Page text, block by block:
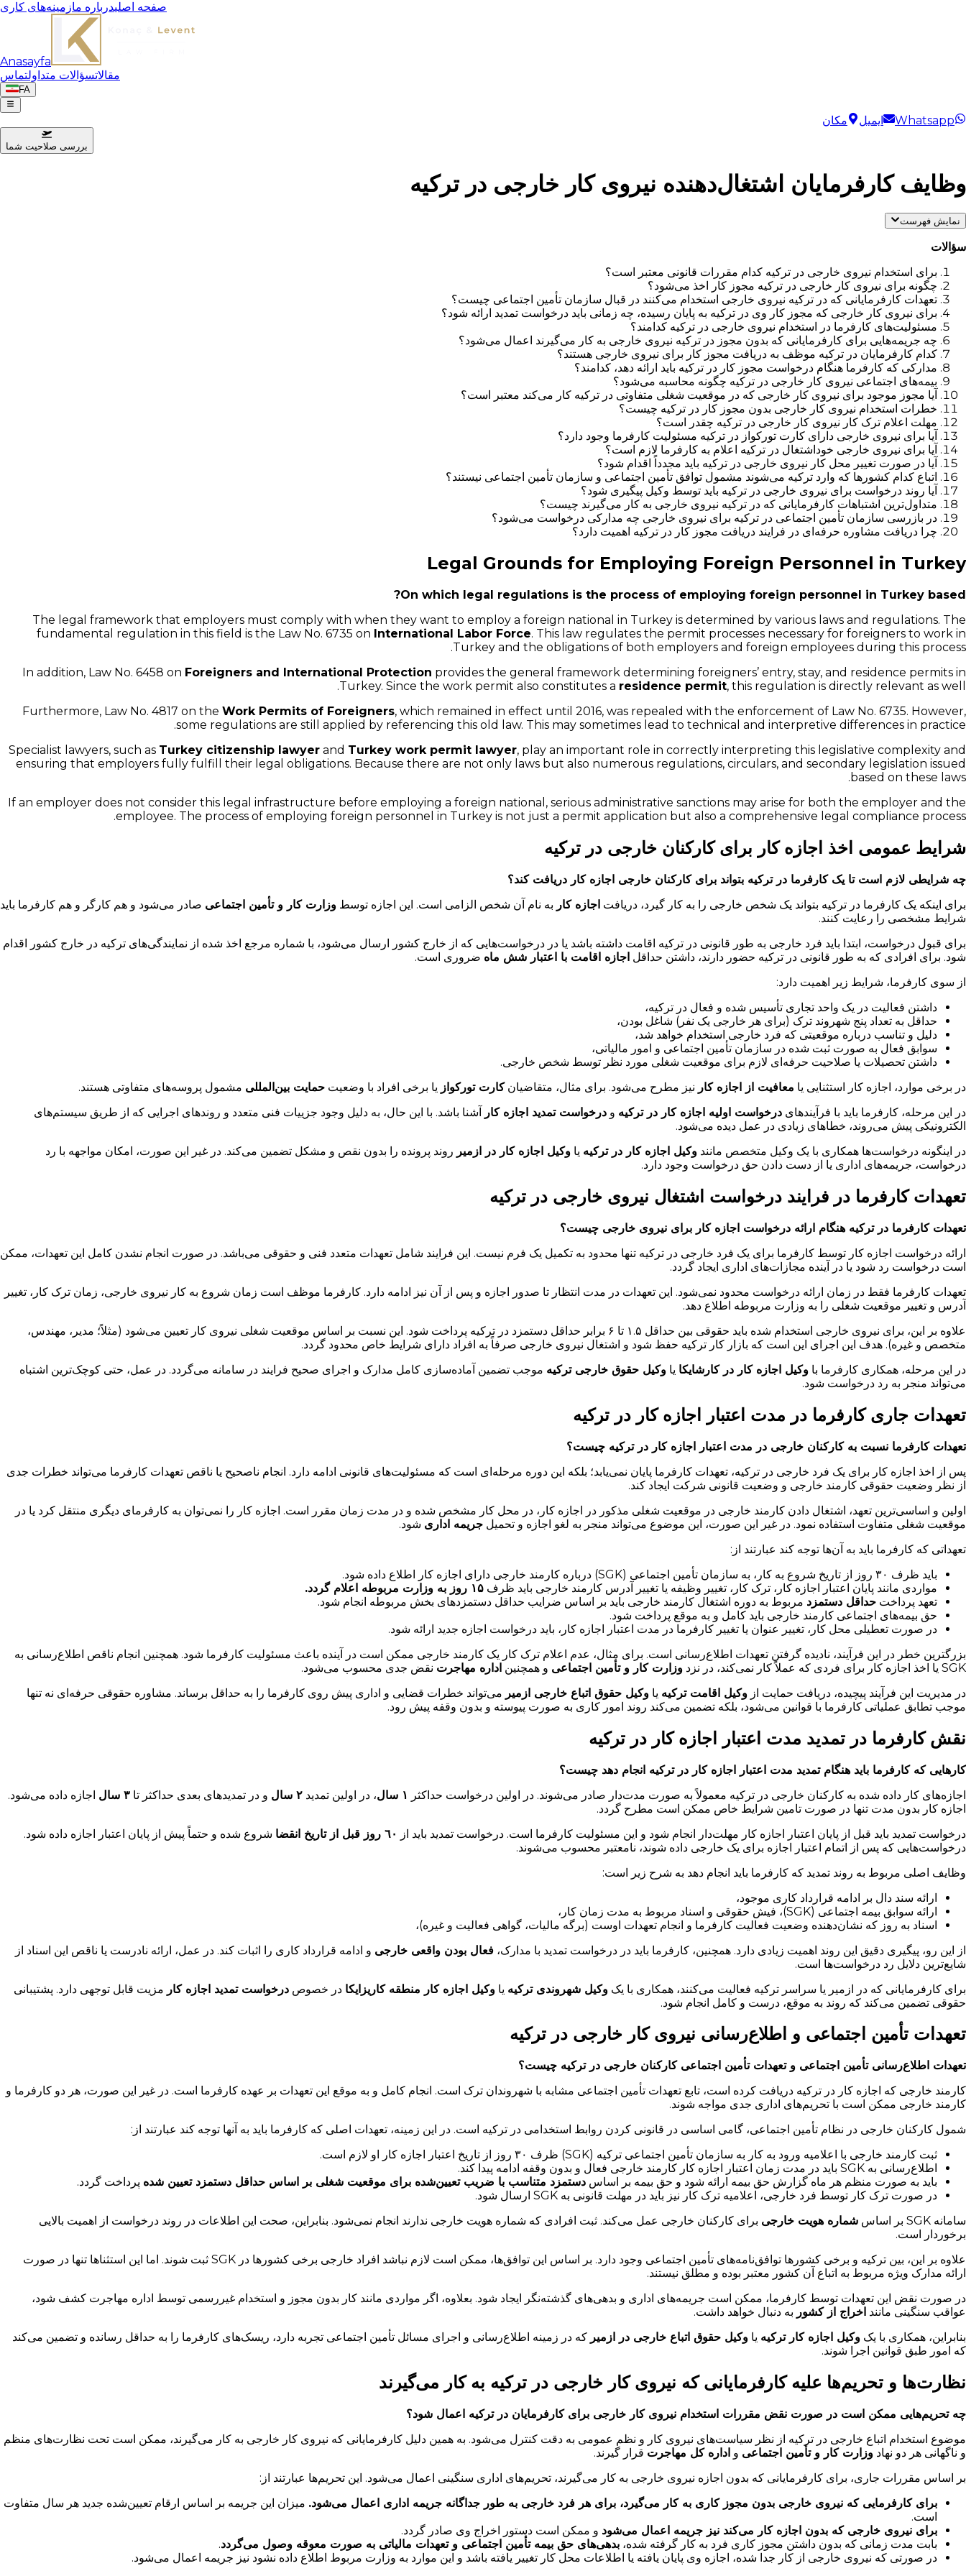
صفحه اصلیدرباره مازمینه‌های کاری
Anasayfa
مقالاتسؤالات متداولتماس
FA
Whatsapp ایمیل مکان
بررسی صلاحیت شما
وظایف کارفرمایان اشتغال‌دهنده نیروی کار خارجی در ترکیه
نمایش فهرست
سؤالات
برای استخدام نیروی خارجی در ترکیه کدام مقررات قانونی معتبر است؟
چگونه برای نیروی کار خارجی در ترکیه مجوز کار اخذ می‌شود؟
تعهدات کارفرمایانی که در ترکیه نیروی خارجی استخدام می‌کنند در قبال سازمان تأمین اجتماعی چیست؟
برای نیروی کار خارجی که مجوز کار وی در ترکیه به پایان رسیده، چه زمانی باید درخواست تمدید ارائه شود؟
مسئولیت‌های کارفرما در استخدام نیروی خارجی در ترکیه کدامند؟
چه جریمه‌هایی برای کارفرمایانی که بدون مجوز در ترکیه نیروی خارجی به کار می‌گیرند اعمال می‌شود؟
کدام کارفرمایان در ترکیه موظف به دریافت مجوز کار برای نیروی خارجی هستند؟
مدارکی که کارفرما هنگام درخواست مجوز کار در ترکیه باید ارائه دهد، کدامند؟
بیمه‌های اجتماعی نیروی کار خارجی در ترکیه چگونه محاسبه می‌شود؟
آیا مجوز موجود برای نیروی کار خارجی که در موقعیت شغلی متفاوتی در ترکیه کار می‌کند معتبر است؟
خطرات استخدام نیروی کار خارجی بدون مجوز کار در ترکیه چیست؟
مهلت اعلام ترک کار نیروی کار خارجی در ترکیه چقدر است؟
آیا برای نیروی خارجی دارای کارت تورکواز در ترکیه مسئولیت کارفرما وجود دارد؟
آیا برای نیروی خارجی خوداشتغال در ترکیه اعلام به کارفرما لازم است؟
آیا در صورت تغییر محل کار نیروی خارجی در ترکیه باید مجدداً اقدام شود؟
اتباع کدام کشورها که وارد ترکیه می‌شوند مشمول توافق تأمین اجتماعی و سازمان تأمین اجتماعی نیستند؟
آیا روند درخواست برای نیروی خارجی در ترکیه باید توسط وکیل پیگیری شود؟
متداول‌ترین اشتباهات کارفرمایانی که در ترکیه نیروی خارجی به کار می‌گیرند چیست؟
در بازرسی سازمان تأمین اجتماعی در ترکیه برای نیروی خارجی چه مدارکی درخواست می‌شود؟
چرا دریافت مشاوره حرفه‌ای در فرایند دریافت مجوز کار در ترکیه اهمیت دارد؟
Legal Grounds for Employing Foreign Personnel in Turkey
On which legal regulations is the process of employing foreign personnel in Turkey based?
The legal framework that employers must comply with when they want to employ a foreign national in Turkey is determined by various laws and regulations. The
fundamental regulation in this field is the Law No. 6735 on International Labor Force. This law regulates the permit processes necessary for foreigners to work in
Turkey and the obligations of both employers and foreign employees during this process.
In addition, Law No. 6458 on Foreigners and International Protection provides the general framework determining foreigners’ entry, stay, and residence permits in
Turkey. Since the work permit also constitutes a residence permit, this regulation is directly relevant as well.
Furthermore, Law No. 4817 on the Work Permits of Foreigners, which remained in effect until 2016, was repealed with the enforcement of Law No. 6735. However,
some regulations are still applied by referencing this old law. This may sometimes lead to technical and interpretive differences in practice.
Specialist lawyers, such as Turkey citizenship lawyer and Turkey work permit lawyer, play an important role in correctly interpreting this legislative complexity and
ensuring that employers fully fulfill their legal obligations. Because there are not only laws but also numerous regulations, circulars, and secondary legislation issued
based on these laws.
If an employer does not consider this legal infrastructure before employing a foreign national, serious administrative sanctions may arise for both the employer and the
employee. The process of employing foreign personnel in Turkey is not just a permit application but also a comprehensive legal compliance process.
شرایط عمومی اخذ اجازه کار برای کارکنان خارجی در ترکیه
چه شرایطی لازم است تا یک کارفرما در ترکیه بتواند برای کارکنان خارجی اجازه کار دریافت کند؟
برای اینکه یک کارفرما در ترکیه بتواند یک شخص خارجی را به کار گیرد، دریافت اجازه کار به نام آن شخص الزامی است. این اجازه توسط وزارت کار و تأمین اجتماعی صادر می‌شود و هم کارگر و هم کارفرما باید
شرایط مشخصی را رعایت کنند.
برای قبول درخواست، ابتدا باید فرد خارجی به طور قانونی در ترکیه اقامت داشته باشد یا در درخواست‌هایی که از خارج کشور ارسال می‌شود، با شماره مرجع اخذ شده از نمایندگی‌های ترکیه در خارج کشور اقدام
شود. برای افرادی که به طور قانونی در ترکیه حضور دارند، داشتن حداقل اجازه اقامت با اعتبار شش ماه ضروری است.
از سوی کارفرما، شرایط زیر اهمیت دارد:
داشتن فعالیت در یک واحد تجاری تأسیس شده و فعال در ترکیه،
حداقل به تعداد پنج شهروند ترک (برای هر خارجی یک نفر) شاغل بودن،
دلیل و تناسب درباره موقعیتی که فرد خارجی استخدام خواهد شد،
سوابق فعال به صورت ثبت شده در سازمان تأمین اجتماعی و امور مالیاتی،
داشتن تحصیلات یا صلاحیت حرفه‌ای لازم برای موقعیت شغلی مورد نظر توسط شخص خارجی.
در برخی موارد، اجازه کار استثنایی یا معافیت از اجازه کار نیز مطرح می‌شود. برای مثال، متقاضیانکارت تورکواز یا برخی افراد با وضعیت حمایت بین‌المللی مشمول پروسه‌های متفاوتی هستند.
در این مرحله، کارفرما باید با فرآیندهای درخواست اولیه اجازه کار در ترکیه و درخواست تمدید اجازه کار آشنا باشد. با این حال، به دلیل وجود جزییات فنی متعدد و روندهای اجرایی که از طریق سیستم‌های
الکترونیکی پیش می‌روند، خطاهای زیادی در عمل دیده می‌شود.
در اینگونه درخواست‌ها همکاری با یک وکیل متخصص مانند وکیل اجازه کار در ترکیه یا وکیل اجازه کار در ازمیر روند پرونده را بدون نقص و مشکل تضمین می‌کند. در غیر این صورت، امکان مواجهه با رد
درخواست، جریمه‌های اداری یا از دست دادن حق درخواست وجود دارد.
تعهدات کارفرما در فرایند درخواست اشتغال نیروی خارجی در ترکیه
تعهدات کارفرما در ترکیه هنگام ارائه درخواست اجازه کار برای نیروی خارجی چیست؟
ارائه درخواست اجازه کار توسط کارفرما برای یک فرد خارجی در ترکیه تنها محدود به تکمیل یک فرم نیست. این فرایند شامل تعهدات متعدد فنی و حقوقی می‌باشد. در صورت انجام نشدن کامل این تعهدات، ممکن
است درخواست رد شود یا در آینده مجازات‌های اداری ایجاد گردد.
تعهدات کارفرما فقط در زمان ارائه درخواست محدود نمی‌شود. این تعهدات در مدت انتظار تا صدور اجازه و پس از آن نیز ادامه دارد. کارفرما موظف است زمان شروع به کار نیروی خارجی، زمان ترک کار، تغییر
آدرس و تغییر موقعیت شغلی را به وزارت مربوطه اطلاع دهد.
علاوه بر این، برای نیروی خارجی استخدام شده باید حقوقی بین حداقل ۱.۵ تا ۶ برابر حداقل دستمزد در ترکیه پرداخت شود. این نسبت بر اساس موقعیت شغلی نیروی کار تعیین می‌شود (مثلاً؛ مدیر، مهندس،
متخصص و غیره). هدف این اجرای این است که بازار کار ترکیه حفظ شود و اشتغال نیروی خارجی صرفاً به افراد دارای شرایط خاص محدود گردد.
در این مرحله، همکاری کارفرما با وکیل اجازه کار در کارشایکا یا وکیل حقوق خارجی ترکیه موجب تضمین آماده‌سازی کامل مدارک و اجرای صحیح فرایند در سامانه می‌گردد. در عمل، حتی کوچک‌ترین اشتباه
می‌تواند منجر به رد درخواست شود.
تعهدات جاری کارفرما در مدت اعتبار اجازه کار در ترکیه
تعهدات کارفرما نسبت به کارکنان خارجی در مدت اعتبار اجازه کار در ترکیه چیست؟
پس از اخذ اجازه کار برای یک فرد خارجی در ترکیه، تعهدات کارفرما پایان نمی‌یابد؛ بلکه این دوره مرحله‌ای است که مسئولیت‌های قانونی ادامه دارد. انجام ناصحیح یا ناقص تعهدات کارفرما می‌تواند خطرات جدی
از نظر وضعیت حقوقی کارمند خارجی و وضعیت قانونی شرکت ایجاد کند.
اولین و اساسی‌ترین تعهد، اشتغال دادن کارمند خارجی در موقعیت شغلی مذکور در اجازه کار، در محل کار مشخص شده و در مدت زمان مقرر است. اجازه کار را نمی‌توان به کارفرمای دیگری منتقل کرد یا در
موقعیت شغلی متفاوت استفاده نمود. در غیر این صورت، این موضوع می‌تواند منجر به لغو اجازه و تحمیل جریمه اداری شود.
تعهداتی که کارفرما باید به آن‌ها توجه کند عبارتند از:
باید ظرف ۳۰ روز از تاریخ شروع به کار، به سازمان تأمین اجتماعی (SGK) درباره کارمند خارجی دارای اجازه کار اطلاع داده شود.
مواردی مانند پایان اعتبار اجازه کار، ترک کار، تغییر وظیفه یا تغییر آدرس کارمند خارجی باید ظرف ۱۵ روز به وزارت مربوطه اعلام گردد.
تعهد پرداخت حداقل دستمزد مربوط به دوره اشتغال کارمند خارجی باید بر اساس ضرایب حداقل دستمزدهای بخش مربوطه انجام شود.
حق بیمه‌های اجتماعی کارمند خارجی باید کامل و به موقع پرداخت شود.
در صورت تعطیلی محل کار، تغییر عنوان یا تغییر کارفرما در مدت اعتبار اجازه کار، باید درخواست اجازه جدید ارائه شود.
بزرگترین خطر در این فرآیند، نادیده گرفتن تعهدات اطلاع‌رسانی است. برای مثال، عدم اعلام ترک کار یک كارمند خارجی ممکن است در آینده باعث مسئولیت کارفرما شود. همچنین انجام ناقص اطلاع‌رسانی به
SGK یا اخذ اجازه کار برای فردی که عملاً کار نمی‌کند، در نزد
وزارت کار و تأمین اجتماعی و همچنین اداره مهاجرت نقض جدی محسوب می‌شود.
در مدیریت این فرآیند پیچیده، دریافت حمایت از وکیل اقامت ترکیه یا وکیل حقوق اتباع خارجی ازمیر می‌تواند خطرات قضایی و اداری پیش روی کارفرما را به حداقل برساند. مشاوره حقوقی حرفه‌ای نه تنها
موجب تطابق عملیاتی کارفرما با قوانین می‌شود، بلکه تضمین می‌کند روند امور کاری به صورت پیوسته و بدون وقفه پیش رود.
نقش کارفرما در تمدید مدت اعتبار اجازه کار در ترکیه
کارهایی که کارفرما باید هنگام تمدید مدت اعتبار اجازه کار در ترکیه انجام دهد چیست؟
اجازه‌های کار داده شده به کارکنان خارجی در ترکیه معمولاً به صورت مدت‌دار صادر می‌شوند. در اولین درخواست حداکثر ١ سال ، در اولین تمدید ٢ سال و در تمدیدهای بعدی حداکثر تا ٣ سال
اجازه داده می‌شود.
اجازه کار بدون مدت تنها در صورت تامین شرایط خاص ممکن است مطرح گردد.
درخواست تمدید باید قبل از پایان اعتبار اجازه کار مهلت‌دار انجام شود و این مسئولیت کارفرما است. درخواست تمدید باید از ٦٠ روز قبل از تاریخ انقضا
شروع شده و حتماً پیش از پایان اعتبار اجازه داده شود.
درخواست‌هایی که پس از اتمام اعتبار اجازه برای یک خارجی داده شوند، نامعتبر محسوب می‌شوند.
وظایف اصلی مربوط به روند تمدید که کارفرما باید انجام دهد به شرح زیر است:
ارائه سند دال بر ادامه قرارداد کاری موجود،
ارائه سوابق بیمه اجتماعی (SGK)، فیش حقوقی و اسناد مربوط به مدت زمان کار،
اسناد به روز که نشان‌دهنده وضعیت فعالیت کارفرما و انجام تعهدات اوست (برگه مالیات، گواهی فعالیت و غیره)،
از این رو، پیگیری دقیق این روند اهمیت زیادی دارد. همچنین، کارفرما باید در درخواست تمدید با مدارک، فعال بودن واقعی خارجی و ادامه قرارداد کاری را اثبات کند. در عمل، ارائه نادرست یا ناقص این اسناد از
شایع‌ترین دلایل رد درخواست‌ها است.
برای کارفرمایانی که در ازمیر یا سراسر ترکیه فعالیت می‌کنند، همکاری با یک وکیل شهروندی ترکیه یا وکیل اجازه کار منطقه کاریزایکا در خصوص درخواست تمدید اجازه کار مزیت قابل توجهی دارد. پشتیبانی
حقوقی تضمین می‌کند که روند به موقع، درست و کامل انجام شود.
تعهدات تأمین اجتماعی و اطلاع‌رسانی نیروی کار خارجی در ترکیه
تعهدات اطلاع‌رسانی تأمین اجتماعی و تعهدات تأمین اجتماعی کارکنان خارجی در ترکیه چیست؟
کارمند خارجی که اجازه کار در ترکیه دریافت کرده است، تابع تعهدات تأمین اجتماعی مشابه با شهروندان ترک است. انجام کامل و به موقع این تعهدات بر عهده کارفرما است. در غیر این صورت، هر دو کارفرما و
کارمند خارجی ممکن است با تحریم‌های اداری جدی مواجه شوند.
شمول کارکنان خارجی در نظام تأمین اجتماعی، گامی اساسی در قانونی کردن روابط استخدامی در ترکیه است. در این زمینه، تعهدات اصلی که کارفرما باید به آنها توجه کند عبارتند از:
ثبت کارمند خارجی با اعلامیه ورود به کار به سازمان تأمین اجتماعی ترکیه (SGK) ظرف ۳۰ روز از تاریخ اعتبار اجازه کار او لازم است.
اطلاع‌رسانی به SGK باید در مدت زمان اعتبار اجازه کار کارمند خارجی فعال و بدون وقفه ادامه پیدا کند.
باید به صورت منظم هر ماه گزارش حق بیمه ارائه شود و حق بیمه بر اساس دستمزد متناسب با ضریب تعیین‌شده برای موقعیت شغلی بر اساس حداقل دستمزد تعیین شده پرداخت گردد.
در صورت ترک کار توسط فرد خارجی، اعلامیه ترک کار نیز باید در مهلت قانونی به SGK ارسال شود.
سامانه SGK بر اساس
شماره هویت خارجی برای کارکنان خارجی عمل می‌کند. ثبت افرادی که شماره هویت خارجی ندارند انجام نمی‌شود. بنابراین، صحت این اطلاعات در روند درخواست از اهمیت بالایی
برخوردار است.
علاوه بر این، بین ترکیه و برخی کشورها توافق‌نامه‌های تأمین اجتماعی وجود دارد. بر اساس این توافق‌ها، ممکن است لازم نباشد افراد خارجی برخی کشورها در SGK ثبت شوند. اما این استثناها تنها در صورت
ارائه مدارک ویژه مربوط به اتباع آن کشور معتبر بوده و مطلق نیستند.
در صورت نقض این تعهدات توسط کارفرما، ممکن است جریمه‌های اداری و بدهی‌های گذشته‌نگر ایجاد شود. بعلاوه، اگر مواردی مانند کار بدون مجوز و استخدام غیررسمی توسط اداره مهاجرت کشف شود،
عواقب سنگینی مانند اخراج از کشور به دنبال خواهد داشت.
بنابراین، همکاری با یک وکیل اجازه کار ترکیه یا وکیل حقوق اتباع خارجی در ازمیر که در زمینه اطلاع‌رسانی و اجرای مسائل تأمین اجتماعی تجربه دارد، ریسک‌های کارفرما را به حداقل رسانده و تضمین می‌کند
که امور طبق قوانین اجرا شوند.
نظارت‌ها و تحریم‌ها علیه کارفرمایانی که نیروی کار خارجی در ترکیه به کار می‌گیرند
چه تحریم‌هایی ممکن است در صورت نقض مقررات استخدام نیروی کار خارجی برای کارفرمایان در ترکیه اعمال شود؟
موضوع استخدام اتباع خارجی در ترکیه از نظر سیاست‌های نیروی کار و نظم عمومی به دقت کنترل می‌شود. به همین دلیل کارفرمایانی که نیروی کار خارجی به کار می‌گیرند، ممکن است تحت نظارت‌های منظم
و ناگهانی هر دو نهاد وزارت کار و تأمین اجتماعی و اداره کل مهاجرت قرار گیرند.
بر اساس مقررات جاری، برای کارفرمایانی که بدون اجازه نیروی خارجی به کار می‌گیرند، تحریم‌های اداری سنگینی اعمال می‌شود. این تحریم‌ها عبارتند از:
برای کارفرمایی که نیروی خارجی بدون مجوز کاری به کار می‌گیرد، برای هر فرد خارجی به طور جداگانه جریمه اداری اعمال می‌شود. میزان این جریمه بر اساس ارقام تعیین‌شده جدید هر سال متفاوت
است.
برای نیروی خارجی که بدون اجازه کار می‌کند نیز جریمه اعمال می‌شود و ممکن است دستور اخراج وی صادر گردد.
بابت مدت زمانی که بدون داشتن مجوز کاری فرد به کار گرفته شده، بدهی‌های حق بیمه تأمین اجتماعی و تعهدات مالیاتی به صورت معوقه وصول می‌گردد.
در صورتی که نیروی خارجی از کار جدا شده، اجازه وی پایان یافته یا اطلاعات محل کار تغییر یافته باشد و این موارد به وزارت مربوط اطلاع داده نشود نیز جریمه اعمال می‌شود.